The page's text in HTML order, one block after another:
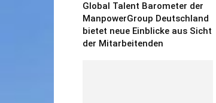
Global Talent Barometer der
ManpowerGroup Deutschland
bietet neue Einblicke aus Sicht
der Mitarbeitenden